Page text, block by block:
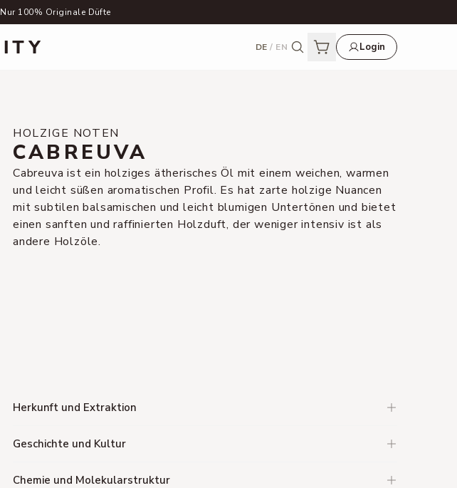
Nur 100% Originale Düfte
DE / EN Login
HOLZIGE NOTEN
CABREUVA
Cabreuva ist ein holziges ätherisches Öl mit einem weichen, warmen
und leicht süßen aromatischen Profil. Es hat zarte holzige Nuancen
mit subtilen balsamischen und leicht blumigen Untertönen und bietet
einen sanften und raffinierten Holzduft, der weniger intensiv ist als
andere Holzöle.
Herkunft und Extraktion
Geschichte und Kultur
Chemie und Molekularstruktur